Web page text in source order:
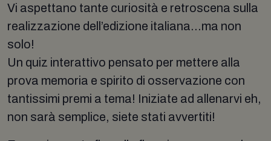
Vi aspettano tante curiosità e retroscena sulla
realizzazione dell’edizione italiana…ma non
solo!
Un quiz interattivo pensato per mettere alla
prova memoria e spirito di osservazione con
tantissimi premi a tema! Iniziate ad allenarvi eh,
non sarà semplice, siete stati avvertiti!